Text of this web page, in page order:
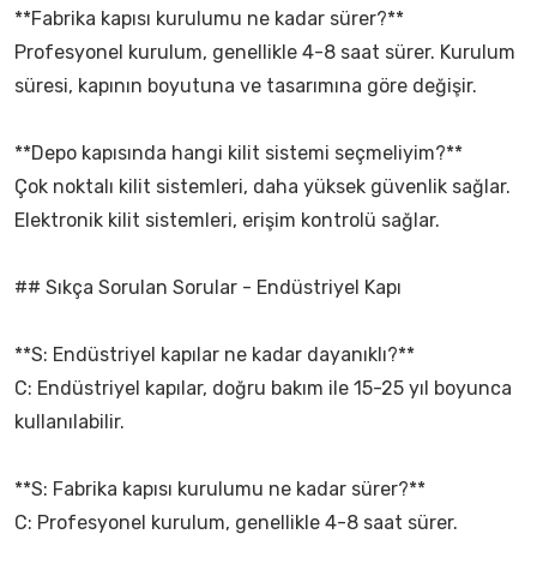
**Fabrika kapısı kurulumu ne kadar sürer?**
Profesyonel kurulum, genellikle 4-8 saat sürer. Kurulum
süresi, kapının boyutuna ve tasarımına göre değişir.
**Depo kapısında hangi kilit sistemi seçmeliyim?**
Çok noktalı kilit sistemleri, daha yüksek güvenlik sağlar.
Elektronik kilit sistemleri, erişim kontrolü sağlar.
## Sıkça Sorulan Sorular - Endüstriyel Kapı
**S: Endüstriyel kapılar ne kadar dayanıklı?**
C: Endüstriyel kapılar, doğru bakım ile 15-25 yıl boyunca
kullanılabilir.
**S: Fabrika kapısı kurulumu ne kadar sürer?**
C: Profesyonel kurulum, genellikle 4-8 saat sürer.